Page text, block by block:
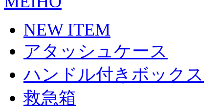
NEW ITEM
アタッシュケース
ハンドル付きボックス
救急箱